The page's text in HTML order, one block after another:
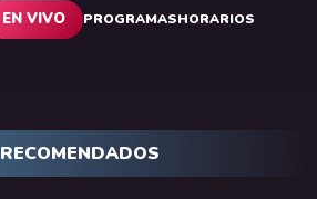
EN VIVO PROGRAMASHORARIOS
RECOMENDADOS